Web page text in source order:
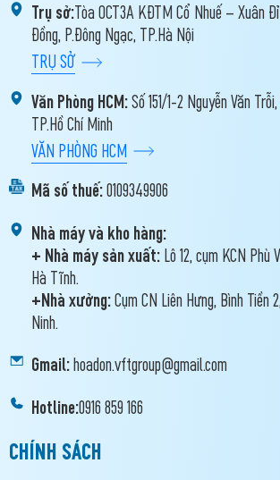
Trụ sở:Tòa OCT3A KĐTM Cổ Nhuế – Xuân
Đồng, P.Đông Ngạc, TP.Hà Nội
TRỤ SỞ
Văn Phòng HCM:Số 151/1-2 Nguyễn Văn
TP.Hồ Chí Minh
VĂN PHÒNG HCM
Mã số thuế:0109349906
Nhà máy và kho hàng:
+ Nhà máy sản xuất: Lô 12, cụm KCN Phù
Hà Tĩnh.
+ Nhà xưởng:Cụm CN Liên Hưng, Bình Tiền
Ninh.
Gmail:hoadon.vftgroup@gmail.com
Hotline:0916 859 166
CHÍNH SÁCH